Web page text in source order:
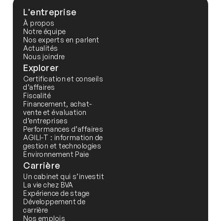
L'entreprise
À propos
Notre équipe
Nos experts en parlent
Actualités
Nous joindre
Explorer
Certification et conseils
d’affaires
Fiscalité
Financement, achat-
vente et évaluation
d’entreprises
Performances d’affaires
AGILI-T : information de
gestion et technologies
Environnement Paie
Carrière
Un cabinet qui s’investit
La vie chez BVA
Expérience de stage
Développement de
carrière
Nos emplois